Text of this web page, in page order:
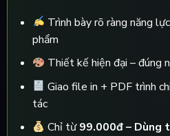
Trình bày rõ ràng năng
phẩm
Thiết kế hiện đại – đúng
Giao file in + PDF trình
tác
Chỉ từ99.000đ – Dùng